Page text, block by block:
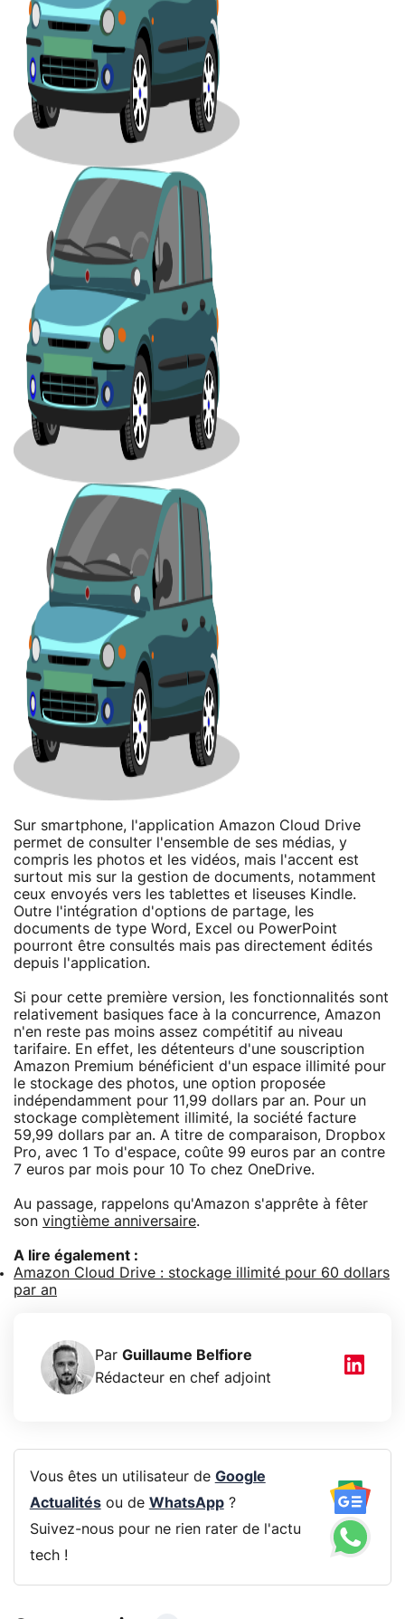
Sur smartphone, l'application Amazon Cloud Drive
permet de consulter l'ensemble de ses médias, y
compris les photos et les vidéos, mais l'accent est
surtout mis sur la gestion de documents, notamment
ceux envoyés vers les tablettes et liseuses Kindle.
Outre l'intégration d'options de partage, les
documents de type Word, Excel ou PowerPoint
pourront être consultés mais pas directement édités
depuis l'application.
Si pour cette première version, les fonctionnalités sont
relativement basiques face à la concurrence, Amazon
n'en reste pas moins assez compétitif au niveau
tarifaire. En effet, les détenteurs d'une souscription
Amazon Premium bénéficient d'un espace illimité pour
le stockage des photos, une option proposée
indépendamment pour 11,99 dollars par an. Pour un
stockage complètement illimité, la société facture
59,99 dollars par an. A titre de comparaison, Dropbox
Pro, avec 1 To d'espace, coûte 99 euros par an contre
7 euros par mois pour 10 To chez OneDrive.
Au passage, rappelons qu'Amazon s'apprête à fêter
son vingtième anniversaire.
A lire également :
Amazon Cloud Drive : stockage illimité pour 60 dollars
par an
Par Guillaume Belfiore
Rédacteur en chef adjoint
Vous êtes un utilisateur de Google
Actualitésou de WhatsApp?
Suivez-nous pour ne rien rater de l'actu
tech !